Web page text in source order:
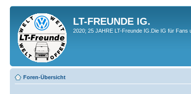
LT-FREUNDE IG.
2020; 25 JAHRE LT-Freunde IG.Die IG für Fans
Foren-Übersicht